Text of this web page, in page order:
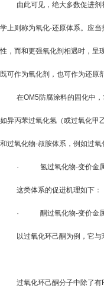
由此可见，绝大多数促进
学上则称为氧化-还原体系。应当
性，而和更强氧化剂相遇时，呈
既可作为氧化剂，也可作为还原
在OM5防腐涂料的固化中
如异丙苯过氧化氢（或过氧化甲
和过氧化物-叔胺体系，例如过氧
· 氢过氧化物-变价金
这类体系的促进机理如下：
· 酮过氧化物-变价金
以过氧化环己酮为例，它
过氧化环己酮分子中除了有